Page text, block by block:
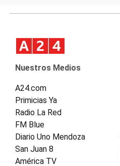
Nuestros Medios
A24.com
Primicias Ya
Radio La Red
FM Blue
Diario Uno Mendoza
San Juan 8
América TV